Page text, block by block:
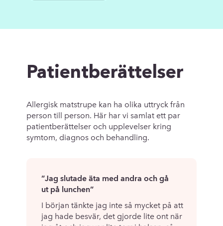
Patientberättelser
Allergisk matstrupe kan ha olika uttryck från
person till person. Här har vi samlat ett par
patientberättelser och upplevelser kring
symtom, diagnos och behandling.
”Jag slutade äta med andra och gå
ut på lunchen”
I början tänkte jag inte så mycket på att
jag hade besvär, det gjorde lite ont när